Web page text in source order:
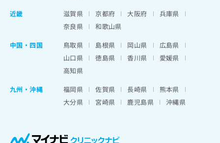
近畿
滋賀県 京都府 大阪府
兵庫県
奈良県
和歌山県
中国・四国
鳥取県 島根県 岡山県
広島県
山口県
徳島県 香川県
愛媛県
高知県
九州・沖縄
福岡県 佐賀県 長崎県
熊本県
大分県
宮崎県 鹿児島県 沖縄県